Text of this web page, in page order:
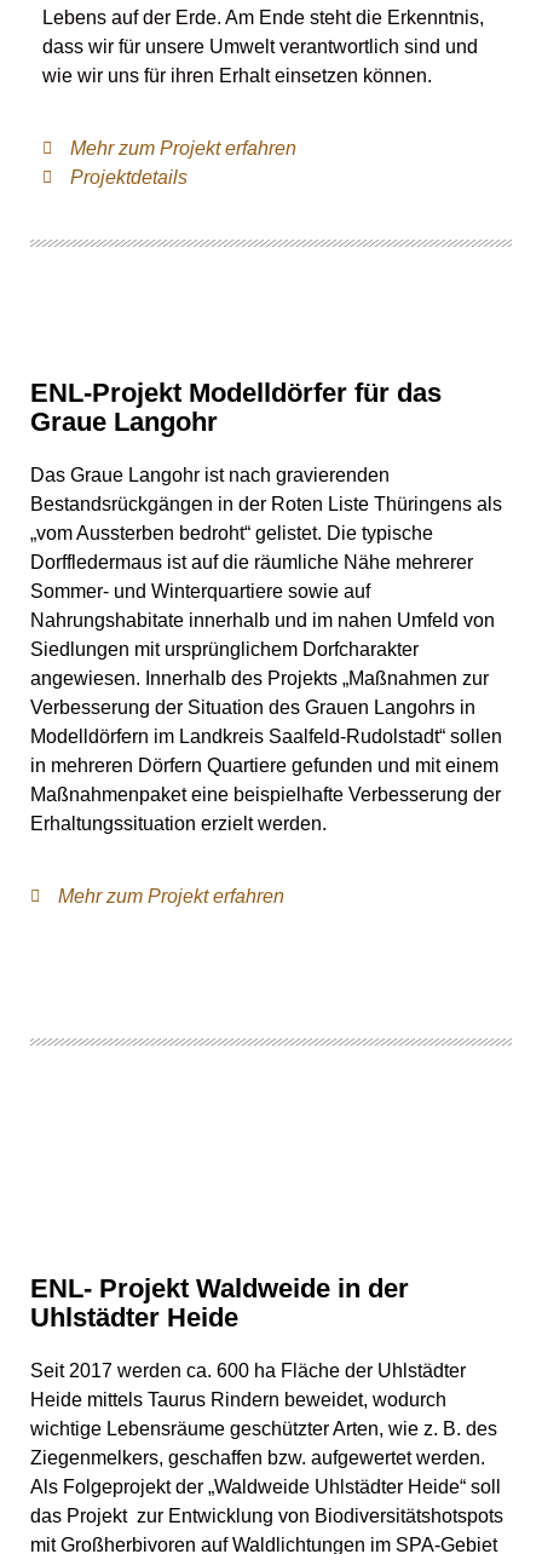
Lebens auf der Erde. Am Ende steht die Erkenntnis,
dass wir für unsere Umwelt verantwortlich sind und
wie wir uns für ihren Erhalt einsetzen können.
Mehr zum Projekt erfahren
Projektdetails
ENL-Projekt Modelldörfer für das
Graue Langohr
Das Graue Langohr ist nach gravierenden
Bestandsrückgängen in der Roten Liste Thüringens als
„vom Aussterben bedroht“ gelistet. Die typische
Dorffledermaus ist auf die räumliche Nähe mehrerer
Sommer- und Winterquartiere sowie auf
Nahrungshabitate innerhalb und im nahen Umfeld von
Siedlungen mit ursprünglichem Dorfcharakter
angewiesen. Innerhalb des Projekts „Maßnahmen zur
Verbesserung der Situation des Grauen Langohrs in
Modelldörfern im Landkreis Saalfeld-Rudolstadt“ sollen
in mehreren Dörfern Quartiere gefunden und mit einem
Maßnahmenpaket eine beispielhafte Verbesserung der
Erhaltungssituation erzielt werden.
Mehr zum Projekt erfahren
ENL- Projekt Waldweide in der
Uhlstädter Heide
Seit 2017 werden ca. 600 ha Fläche der Uhlstädter
Heide mittels Taurus Rindern beweidet, wodurch
wichtige Lebensräume geschützter Arten, wie z. B. des
Ziegenmelkers, geschaffen bzw. aufgewertet werden.
Als Folgeprojekt der „Waldweide Uhlstädter Heide“ soll
das Projekt zur Entwicklung von Biodiversitätshotspots
mit Großherbivoren auf Waldlichtungen im SPA-Gebiet